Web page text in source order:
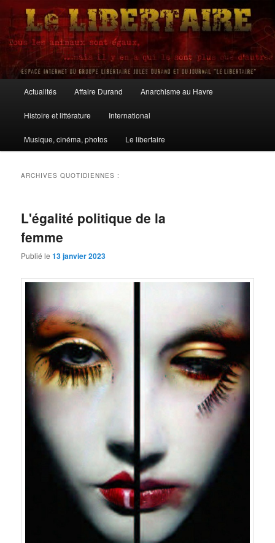
Aller
contenu
principal
Aller
contenu
secondaire
Le Libertaire
principal
Actualités Affaire Durand Anarchisme au Havre
Histoire et littérature International
Musique, cinéma, photos Le libertaire
ARCHIVES QUOTIDIENNES :
L'égalité politique de la
femme
Publié le13 janvier 2023